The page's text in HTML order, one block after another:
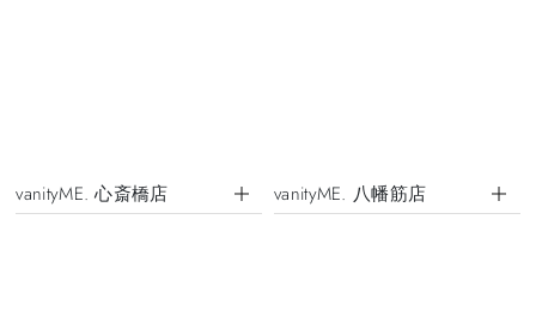
vanityME. 心斎橋店 vanityME. 八幡筋店